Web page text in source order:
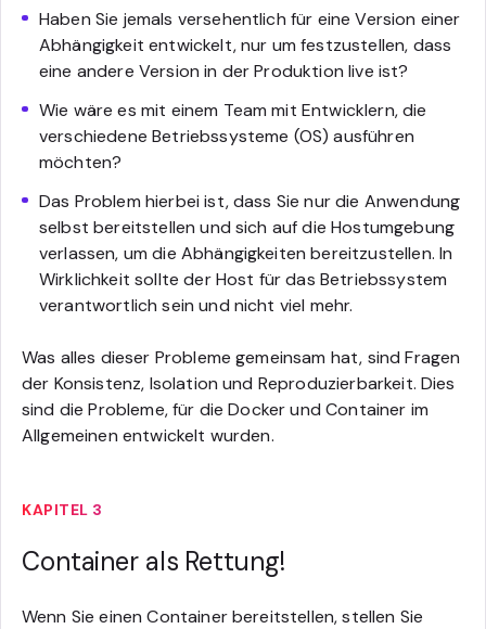
Haben Sie jemals versehentlich für eine Version einer
Abhängigkeit entwickelt, nur um festzustellen, dass
eine andere Version in der Produktion live ist?
Wie wäre es mit einem Team mit Entwicklern, die
verschiedene Betriebssysteme (OS) ausführen
möchten?
Das Problem hierbei ist, dass Sie nur die Anwendung
selbst bereitstellen und sich auf die Hostumgebung
verlassen, um die Abhängigkeiten bereitzustellen. In
Wirklichkeit sollte der Host für das Betriebssystem
verantwortlich sein und nicht viel mehr.
Was alles dieser Probleme gemeinsam hat, sind Fragen
der Konsistenz, Isolation und Reproduzierbarkeit. Dies
sind die Probleme, für die Docker und Container im
Allgemeinen entwickelt wurden.
KAPITEL 3
Container als Rettung!
Wenn Sie einen Container bereitstellen, stellen Sie